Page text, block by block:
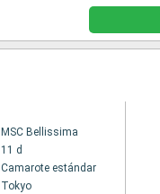
MSC Bellissima
11 d
Camarote estándar
Tokyo